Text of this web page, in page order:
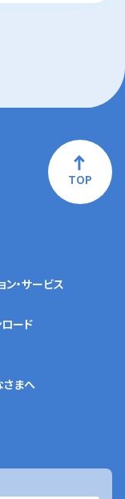
TOP
ン・サービス
ード
まへ